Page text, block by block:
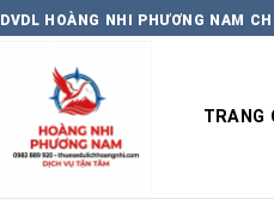
DVDL HOÀNG NHI PHƯƠNG NAM
TRANG